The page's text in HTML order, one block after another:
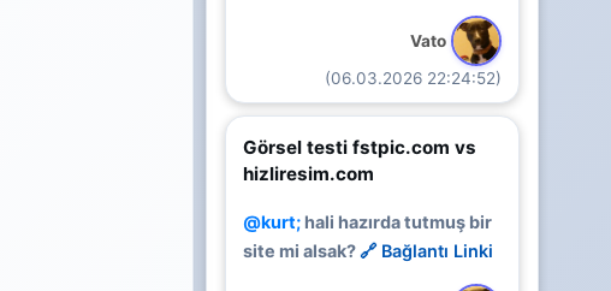
Vato
(06.03.2026 22:24:52)
Görsel testi fstpic.com vs
hizliresim.com
@kurt; hali hazırda tutmuş bir
site mi alsak?🔗 Bağlantı Linki